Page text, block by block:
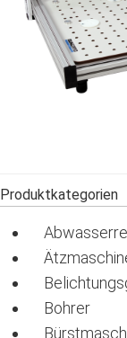
Produktkategorien
Bohrer